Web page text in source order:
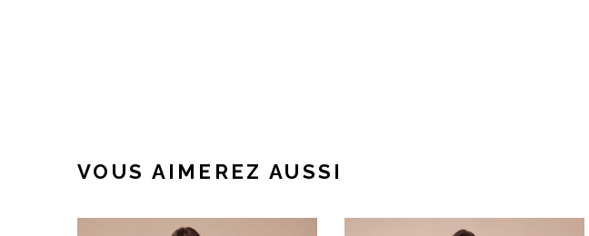
VOUS AIMEREZ AUSSI